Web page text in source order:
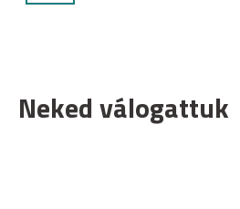
Neked válogattuk